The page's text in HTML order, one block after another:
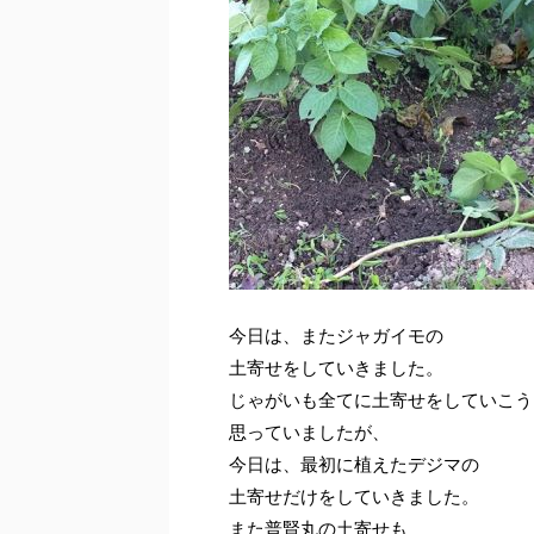
今日は、またジャガイモの
土寄せをしていきました。
じゃがいも全てに土寄せをしていこ
思っていましたが、
今日は、最初に植えたデジマの
土寄せだけをしていきました。
また普賢丸の土寄せも